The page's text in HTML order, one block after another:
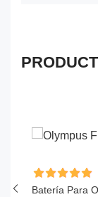
Batería Para